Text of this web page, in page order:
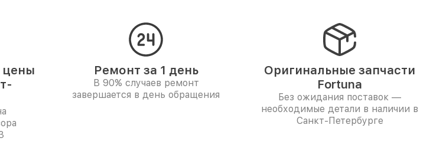
цены
Ремонт за 1 день
В 90% случаев ремонт
завершается в день обращения
Оригинальные запчасти
Fortuna
Без ожидания поставок —
необходимые детали в наличии в
Санкт-Петербурге